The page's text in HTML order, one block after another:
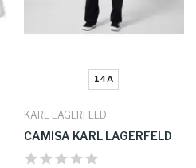
14A
KARL LAGERFELD
CAMISA KARL LAGERFELD